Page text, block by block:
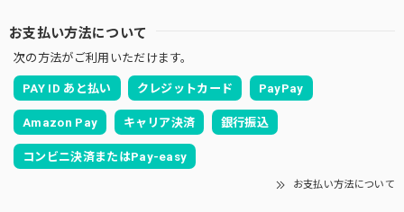
お支払い方法について
次の方法がご利用いただけます。
PAY ID あと払い クレジットカード PayPay
Amazon Pay キャリア決済 銀行振込
コンビニ決済またはPay-easy
お支払い方法について